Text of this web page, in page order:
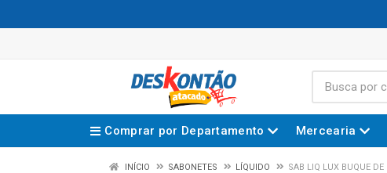
Comprar por Departamento Mercearia
INÍCIO SABONETES LÍQUIDO SAB LIQ LUX BUQUE